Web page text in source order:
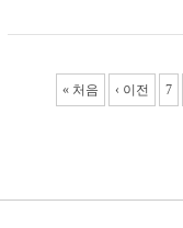
« 처음 ‹ 이전 7